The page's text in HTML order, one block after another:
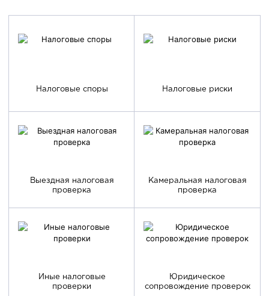
Налоговые споры Налоговые риски
Выездная налоговая
проверка
Камеральная налоговая
проверка
Иные налоговые
проверки
Юридическое
сопровождение проверок